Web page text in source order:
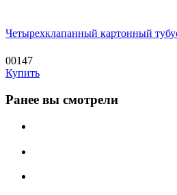
Четырехклапанный картонный
00147
Купить
Ранее вы смотрели